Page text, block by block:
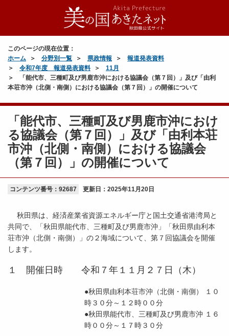
このページの現在位置：
ホーム
分野別一覧 県政情報
報道発表資料
令和7年度 報道発表資料
11月
「能代市、三種町及び男鹿市沖における協議会（第７回）」及び「由利
本荘市沖（北側・南側）における協議会（第７回）」の開催について
「能代市、三種町及び男鹿市沖におけ
る協議会（第７回）」及び「由利本荘
市沖（北側・南側）における協議会
（第７回）」の開催について
コンテンツ番号：92687 更新日： 2025年11月20日
秋田県は、経済産業省資源エネルギー庁と国土交通省港湾局と
共同で、「秋田県能代市、三種町及び男鹿市沖」「秋田県由利本
荘市沖（北側・南側）」の２海域について、第７回協議会を開催
します。
１ 開催日時 令和７年１１月２７日（木）
●秋田県由利本荘市沖（北側・南側） １０
時３０分～１２時００分
●秋田県能代市、三種町及び男鹿市沖 １６
時００分～１７時３０分